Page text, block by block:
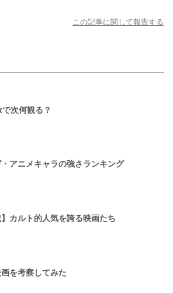
この記事に関して報告する
次何観る？
アニメキャラの強さランキング
】カルト的人気を誇る映画たち
を考察してみた